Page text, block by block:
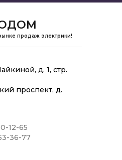
продаж электрики!
д. 1, стр.
проспект, д.
12-65
36-77